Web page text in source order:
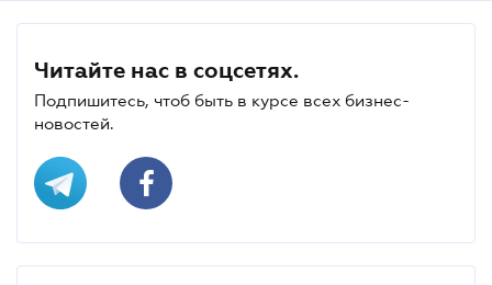
Читайте нас в соцсетях.
Подпишитесь, чтоб быть в курсе всех бизнес-
новостей.